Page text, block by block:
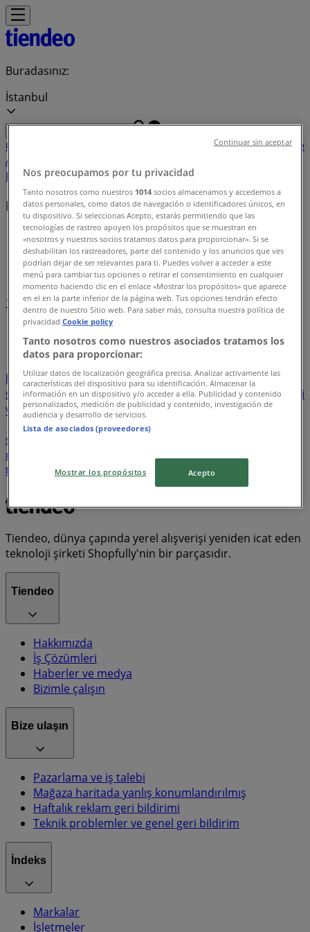
Buradasınız:
İstanbul
Öne çıkan
Giyim, Ayakkabı ve
Aksesuarlar
BakımOyuncak ve BebekAraba ve Motorsiklet
Fırsat indeksi
Tiendeo»
Fırsat indeksi
1 345
6
deterjan
atistirmaliklar bahçe seti bira
içecekler
genç yatak odasi
hasir
PlayStation oyunlari salincak sandalye
sarf
sepet
Saç boyasi LCD televizyon Sineklik çanta
sivi
yag
Kirtasiye makarna meyve ve sebzeler
mobilya
motosiklet halat kilidi
mum
sezlong
metal raflar
sunum ve iletisim
tekerlekli masa
Mutfak aletleri peynir
Tiendeo, dünya çapında yerel alışverişi yeniden icat eden
teknoloji şirketi Shopfully'nin bir parçasıdır.
Tiendeo
Hakkımızda
İş Çözümleri
Haberler ve medya
Bizimle çalışın
Bize ulaşın
Pazarlama ve iş talebi
Mağaza haritada yanlış konumlandırılmış
Haftalık reklam geri bildirimi
Teknik problemler ve genel geri bildirim
İndeks
Markalar
İşletmeler
Nos preocupamos por tu privacidad
Tanto nosotros como nuestros 1014 socios almacenamos y accedemos a
datos personales, como datos de navegación o identificadores únicos, en
tu dispositivo. Si seleccionas Acepto, estarás permitiendo que las
tecnologías de rastreo apoyen los propósitos que se muestran en
«nosotros y nuestros socios tratamos datos para proporcionar». Si se
deshabilitan los rastreadores, parte del contenido y los anuncios que ves
podrían dejar de ser relevantes para ti. Puedes volver a acceder a este
menú para cambiar tus opciones o retirar el consentimiento en cualquier
momento haciendo clic en el enlace «Mostrar los propósitos» que aparece
en el en la parte inferior de la página web. Tus opciones tendrán efecto
dentro de nuestro Sitio web. Para saber más, consulta nuestra política de
privacidad.Cookie policy
Tanto nosotros como nuestros asociados tratamos los
datos para proporcionar:
Utilizar datos de localización geográfica precisa. Analizar activamente las
características del dispositivo para su identificación. Almacenar la
información en un dispositivo y/o acceder a ella. Publicidad y contenido
personalizados, medición de publicidad y contenido, investigación de
audiencia y desarrollo de servicios.
Lista de asociados (proveedores)
Mostrar los propósitos Acepto
Continuar sin aceptar